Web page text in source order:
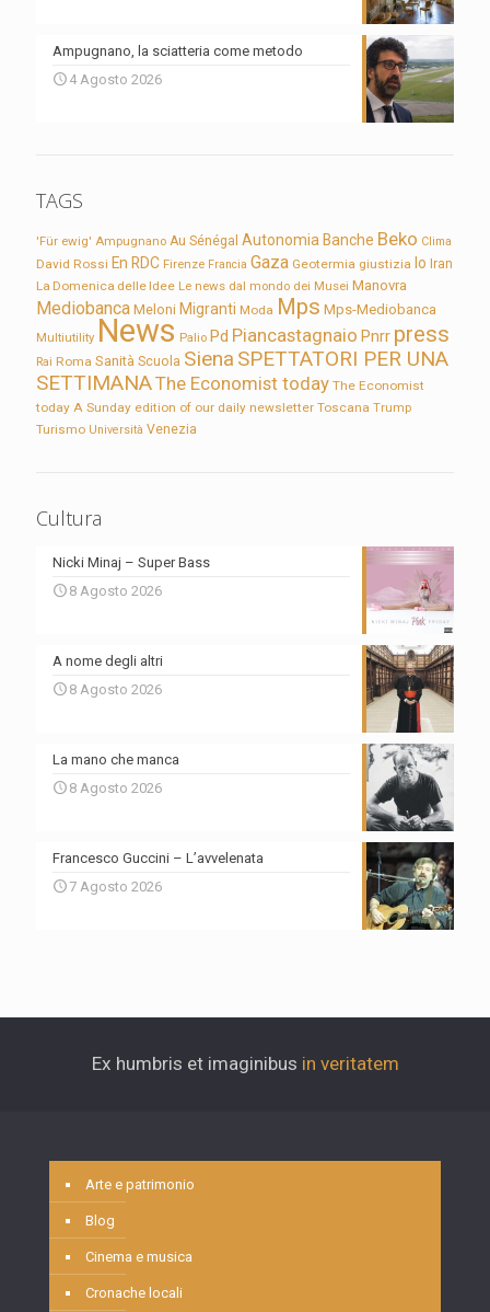
Ampugnano, la sciatteria come metodo
4 Agosto 2026
TAGS
'Für ewig' Ampugnano Au Sénégal Autonomia Banche Beko Clima
David Rossi En RDC Firenze Francia Gaza Geotermia giustizia Io Iran
La Domenica delle Idee Le news dal mondo dei Musei Manovra
Mediobanca Meloni Migranti Moda Mps Mps-Mediobanca
Multiutility News Palio Pd Piancastagnaio Pnrr press
Rai Roma Sanità Scuola Siena SPETTATORI PER UNA
SETTIMANAThe Economist today The Economist
today A Sunday edition of our daily newsletter Toscana Trump
Turismo Università Venezia
Cultura
Nicki Minaj – Super Bass
8 Agosto 2026
A nome degli altri
8 Agosto 2026
La mano che manca
8 Agosto 2026
Francesco Guccini – L’avvelenata
7 Agosto 2026
Ex humbris et imaginibus in veritatem
Arte e patrimonio
Blog
Cinema e musica
Cronache locali